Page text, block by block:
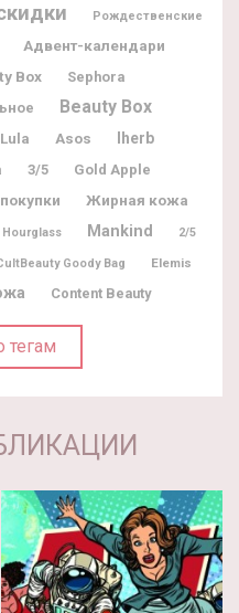
Рождественские
Адвент-календари
Box
Sephora
Beauty Box
Asos Iherb
3/5 Gold Apple
Жирная кожа
Hourglass Mankind 2/5
Goody Bag Elemis
Content Beauty
тегам